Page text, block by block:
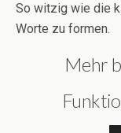
So witzig wie die
Worte zu formen.
Mehr